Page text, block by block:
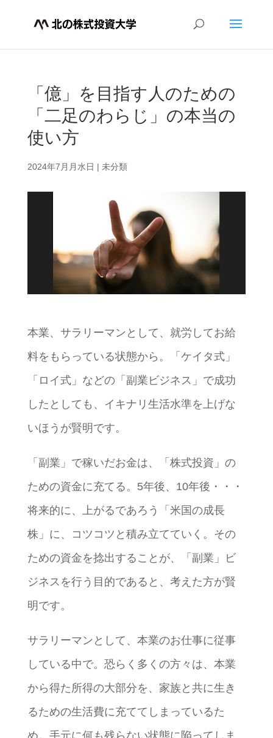
「億」を目指す人のための
「二足のわらじ」の本当の
使い方
2024年7月月水日 | 未分類
本業、サラリーマンとして、就労してお給
料をもらっている状態から。「ケイタ式」
「ロイ式」などの「副業ビジネス」で成功
したとしても、イキナリ生活水準を上げな
いほうが賢明です。
「副業」で稼いだお金は、「株式投資」の
ための資金に充てる。5年後、10年後・・・
将来的に、上がるであろう「米国の成長
株」に、コツコツと積み立てていく。その
ための資金を捻出することが、「副業」ビ
ジネスを行う目的であると、考えた方が賢
明です。
サラリーマンとして、本業のお仕事に従事
している中で。恐らく多くの方々は、本業
から得た所得の大部分を、家族と共に生き
るための生活費に充ててしまっているた